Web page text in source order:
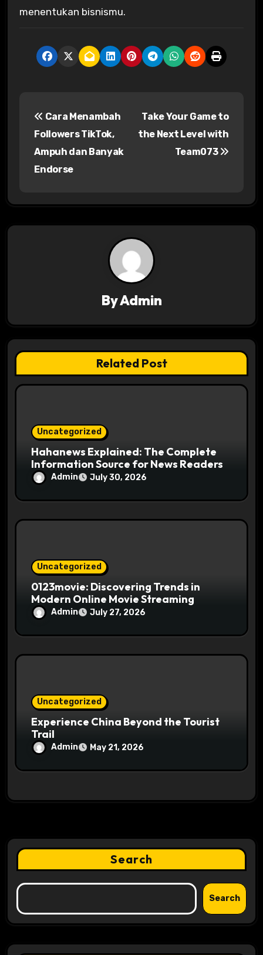
menentukan bisnismu.
n
a
a
t
i
o
Cara Menambah
Followers TikTok,
Ampuh dan Banyak
Endorse
Take Your Game to
the Next Level with
Team073
ByAdmin
Related Post
Uncategorized
Hahanews Explained: The Complete
Information Source for News Readers
Admin July 30, 2026
Uncategorized
0123movie: Discovering Trends in
Modern Online Movie Streaming
Admin July 27, 2026
Uncategorized
Experience China Beyond the Tourist
Trail
Admin May 21, 2026
Search
Search